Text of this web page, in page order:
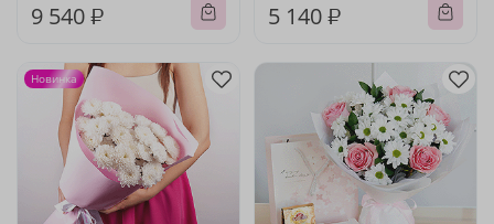
9 540 ₽ 5 140 ₽
Новинка